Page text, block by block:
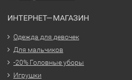
ИНТЕРНЕТ—МАГАЗИН
Одежда для девочек
Для мальчиков
-20% Головные уборы
Игрушки